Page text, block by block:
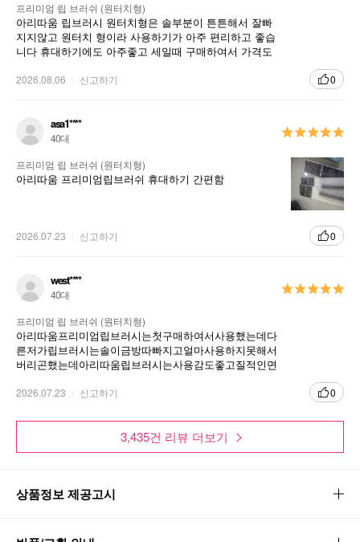
프리미엄 립 브러쉬 (원터치형)
아리따움 립브러시 원터치형은 솔부분이 튼튼해서 잘빠
지지않고 원터치 형이라 사용하기가 아주 편리하고 좋습
니다 휴대하기에도 아주좋고 세일때 구매하여서 가격도
2026.08.06 신고하기 0
asa1****
40대
프리미엄 립 브러쉬 (원터치형)
아리따움 프리미엄립브러쉬 휴대하기 간편함
2026.07.23 신고하기 0
west****
40대
프리미엄 립 브러쉬 (원터치형)
아리따움프리미엄립브러시는첫구매하여서사용했는데다
른저가립브러시는솔이금방따빠지고얼마사용하지못해서
버리곤했는데아리따움립브러시는사용감도좋고질적인면
2026.07.23 신고하기 0
3,435건 리뷰 더보기
상품정보 제공고시